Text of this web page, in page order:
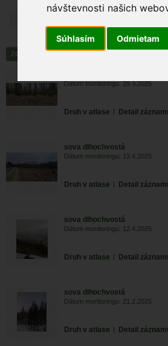
návštevnosti našich
Súhlasím Odmietam
Dátum monitoringu: 29.3.2025
Druh v atlase | Detail
sova dlhochvostá
Dátum monitoringu: 13.4.2025
Druh v atlase | Detail
sova dlhochvostá
Dátum monitoringu: 12.4.2025
Druh v atlase | Detail
sova dlhochvostá
Dátum monitoringu: 21.2.2025
Druh v atlase | Detail